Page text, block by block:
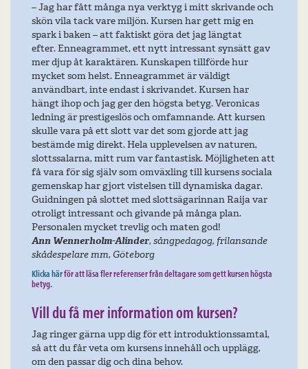
– Jag har fått många nya verktyg i mitt skrivande och
skön vila tack vare miljön.Kursen har gett mig en
spark i baken – att faktiskt göra det jag längtat
efter. Enneagrammet, ett nytt intressant synsätt gav
mer djup åt karaktären. Kunskapen tillförde hur
mycket som helst. Enneagrammet är väldigt
användbart, inte endast i skrivandet. Kursen har
hängt ihop och jag ger den högsta betyg. Veronicas
ledning är prestigeslös och omfamnande. Att kursen
skulle vara på ett slott var det som gjorde att jag
bestämde mig direkt. Hela upplevelsen av naturen,
slottssalarna, mitt rum var fantastisk. Möjligheten att
få vara för sig själv som omväxling till kursens sociala
gemenskap har gjort vistelsen till dynamiska dagar.
Guidningen på slottet med slottsägarinnan Raija var
otroligt intressant och givande på många plan.
Personalen mycket trevlig och maten god!
Ann Wennerholm-Alinder, sångpedagog, frilansande
skådespelare mm, Göteborg
Klicka härför att läsa fler referenser från deltagare som gett kursen högsta
betyg.
Vill du få mer information om kursen?
Jag ringer gärna upp dig för ett introduktionssamtal,
så att du får veta om kursens innehåll och upplägg,
om den passar dig och dina behov.